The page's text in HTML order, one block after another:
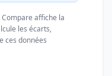
Compare affiche la
les écarts,
ces données